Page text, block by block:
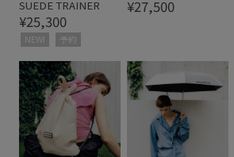
SUEDE TRAINER
¥25,300
NEW! 予約
¥27,500